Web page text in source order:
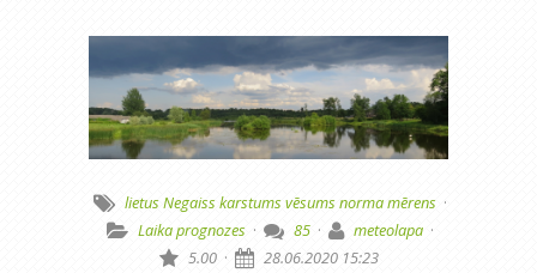
lietusNegaiss karstumsvēsums normamērens ·
Laika prognozes · 85 · meteolapa ·
5.00 · 28.06.2020 15:23